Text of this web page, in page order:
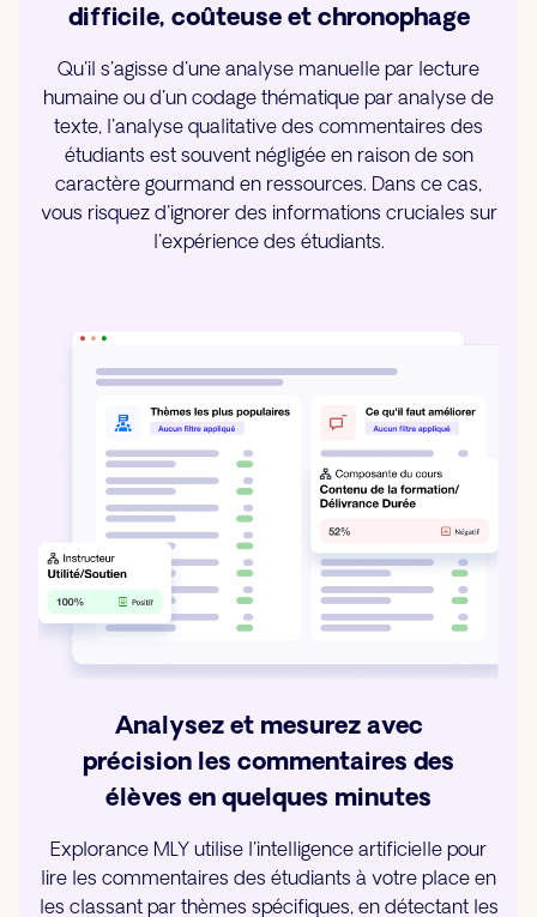
difficile, coûteuse et chronophage
Qu'il s'agisse d'une analyse manuelle par lecture
humaine ou d'un codage thématique par analyse de
texte, l'analyse qualitative des commentaires des
étudiants est souvent négligée en raison de son
caractère gourmand en ressources. Dans ce cas,
vous risquez d'ignorer des informations cruciales sur
l'expérience des étudiants.
Analysez et mesurez avec
précision les commentaires des
élèves en quelques minutes
Explorance MLY utilise l'intelligence artificielle pour
lire les commentaires des étudiants à votre place en
les classant par thèmes spécifiques, en détectant les